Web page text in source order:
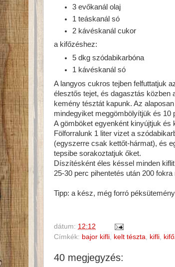
3 evőkanál olaj
1 teáskanál só
2 kávéskanál cukor
a kifőzéshez:
5 dkg szódabikarbóna
1 kávéskanál só
A langyos cukros tejben felfuttatjuk
élesztős tejet, és dagasztás közben
kemény tésztát kapunk. Az
mindegyiket meggömbölyítjük és 10
A gömböket egyenként kinyújtjuk és
Fölforralunk 1 liter vizet a
(egyszerre csak kettőt-hármat), és
tepsibe sorakoztatjuk őket.
Díszítésként éles késsel minden
25-30 perc pihentetés után 200
Tipp: a kész, még forró
dátum: 12:12
Címkék: bajor kifli, kelt tészta, kifli,
40 megjegyzés: